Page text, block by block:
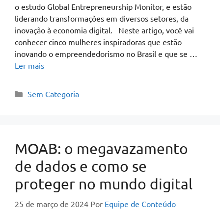
o estudo Global Entrepreneurship Monitor, e estão
liderando transformações em diversos setores, da
inovação à economia digital. Neste artigo, você vai
conhecer cinco mulheres inspiradoras que estão
inovando o empreendedorismo no Brasil e que se …
Ler mais
Sem Categoria
MOAB: o megavazamento
de dados e como se
proteger no mundo digital
25 de março de 2024 Por Equipe de Conteúdo